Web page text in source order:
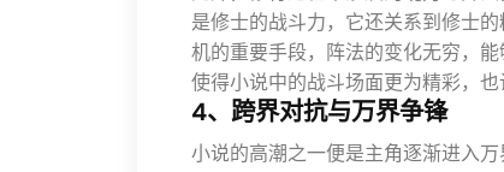
是修士的战斗力，它还关系到修士
机的重要手段，阵法的变化无穷，
使得小说中的战斗场面更为精彩，也
4、跨界对抗与万界争锋
小说的高潮之一便是主角逐渐进入